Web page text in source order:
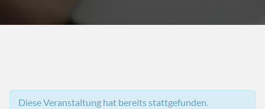
Diese Veranstaltung hat bereits stattgefunden.